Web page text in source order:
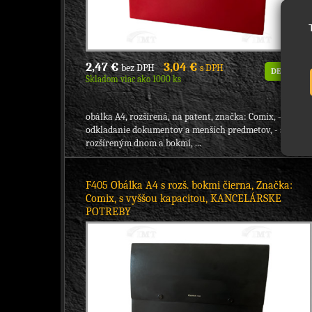
2,47 €bez DPH 3,04 €s DPH
Skladom viac ako 1000 ks
DETAIL
obálka A4, rozšírená, na patent, značka: Comix, - na
odkladanie dokumentov a menších predmetov, - s
rozšíreným dnom a bokmi, ...
F405 Obálka A4 s rozš. bokmi čierna, Značka:
Comix, s vyššou kapacitou, KANCELÁRSKE
POTREBY